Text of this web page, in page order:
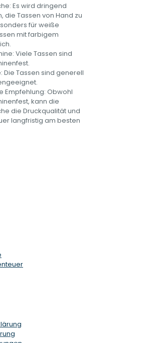
Es wird dringend
die Tassen von Hand zu
für weiße
mit farbigem
Viele Tassen sind
Die Tassen sind generell
Empfehlung: Obwohl
kann die
die Druckqualität und
langfristig am besten